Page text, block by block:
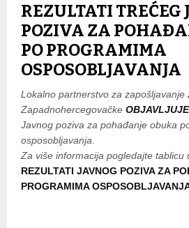
REZULTATI TREĆEG
POZIVA ZA
PO PROGRAMIMA
OSPOSOBLJAVANJA
Lokalno partnerstvo za zapošljavanje
Zapadnohercegovačke
Javnog poziva za pohađanje obuka
osposobljavanja.
Za više informacija pogledajte tablicu
REZULTATI JAVNOG POZIVA ZA
PROGRAMIMA